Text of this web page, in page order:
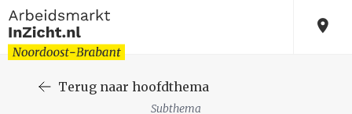
Terug naar hoofdthema
Subthema